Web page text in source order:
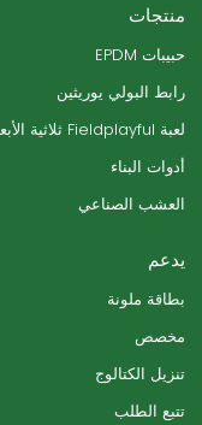
منتجات
حبيبات EPDM
رابط البولي يوريثين
لعبة Fieldplayful ثلاثية الأبعاد
أدوات البناء
العشب الصناعي
يدعم
بطاقة ملونة
مخصص
تنزيل الكتالوج
تتبع الطلب